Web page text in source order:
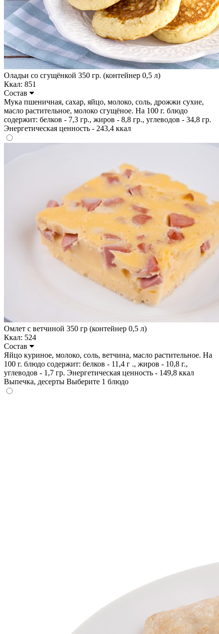
Оладьи со сгущёнкой 350 гр. (контейнер 0,5 л)
Ккал: 851
Состав
Мука пшеничная, сахар, яйцо, молоко, соль, дрожжи сухие,
масло растительное, молоко сгущёное. На 100 г. блюдо
содержит: белков - 7,3 гр., жиров - 8,8 гр., углеводов - 34,8 гр.
Энергетическая ценность - 243,4 ккал
Омлет с ветчиной 350 гр (контейнер 0,5 л)
Ккал: 524
Состав
Яйцо куриное, молоко, соль, ветчина, масло растительное. На
100 г. блюдо содержит: белков - 11,4 г ., жиров - 10,8 г.,
углеводов - 1,7 гр. Энергетическая ценность - 149,8 ккал
Выпечка, десерты Выберите 1 блюдо